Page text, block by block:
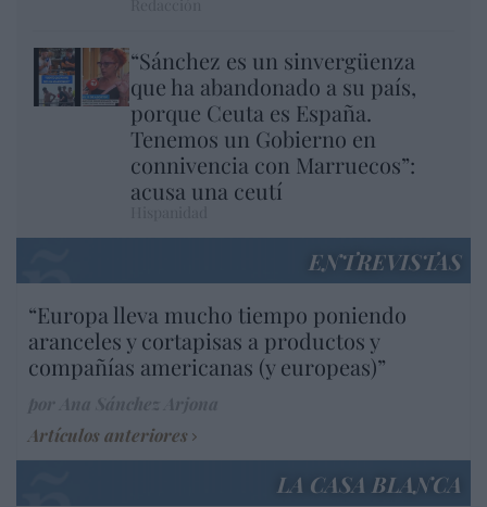
“Sánchez es un sinvergüenza
que ha abandonado a su país,
porque Ceuta es España.
Tenemos un Gobierno en
connivencia con Marruecos”:
acusa una ceutí
ENTREVISTAS
“Europa lleva mucho tiempo poniendo
aranceles y cortapisas a productos y
compañías americanas (y europeas)”
Artículos anteriores
LA CASA BLANCA